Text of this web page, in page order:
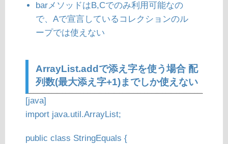
barメソッドはB,Cでのみ利用可能なの
で、Aで宣言しているコレクションのル
ープでは使えない
ArrayList.addで添え字を使う場合 配
列数(最大添え字+1)までしか使えない
[java]
import java.util.ArrayList;
public class StringEquals {